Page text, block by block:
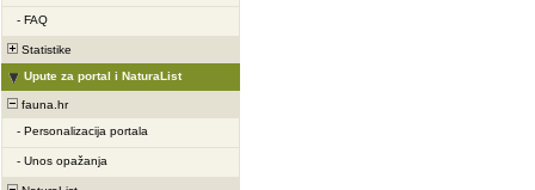
- FAQ
Statistike
Upute za portal i NaturaList
fauna.hr
- Personalizacija portala
- Unos opažanja